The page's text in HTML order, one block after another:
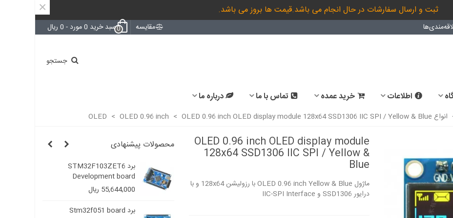
ثبت و ارسال سفارشات در حال انجام می باشد.قیمت ها بروز می باشد. ×
مقایسه 0سبد خرید 0مورد - 0 ریال
جستجو
اطلاعات خرید عمده تماس با ما درباره ما
انواع OLED > OLED 0.96 inch > OLED 0.96 inch OLED display module 128x64 SSD1306 IIC SPI / Yellow & Blue
OLED 0.96 inch OLED display module
128x64 SSD1306 IIC SPI / Yellow &
Blue
ماژول OLED 0.96 inch Yellow & Blue با رزولیشن 128x64 و با
درایور SSD1306 و IIC-SPI Interface
محصولات پیشنهادی
برد STM32F103ZET6
55,644,000 ریال
2,868,000 ریال
برد STM32F103ZET6
Development board
55,644,000 ریال
برد Stm32f051 board